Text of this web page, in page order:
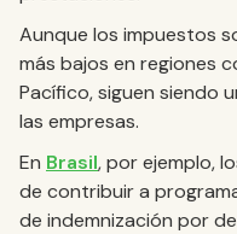
Aunque los impuestos
más bajos en regiones
Pacífico, siguen siendo
las empresas.
En Brasil, por ejemplo,
de contribuir a
de indemnización por